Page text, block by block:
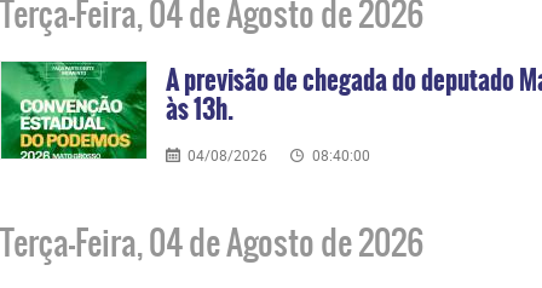
Terça-Feira, 04 de Agosto de 2026
A previsão de chegada do deputado
às 13h.
04/08/2026 08:40:00
Terça-Feira, 04 de Agosto de 2026